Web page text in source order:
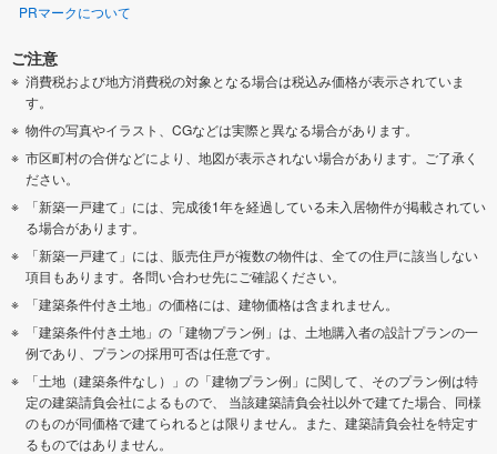
PRマークについて
ご注意
消費税および地方消費税の対象となる場合は税込み価格が表示されていま
す。
物件の写真やイラスト、CGなどは実際と異なる場合があります。
市区町村の合併などにより、地図が表示されない場合があります。ご了承く
ださい。
「新築一戸建て」には、完成後1年を経過している未入居物件が掲載されてい
る場合があります。
「新築一戸建て」には、販売住戸が複数の物件は、全ての住戸に該当しない
項目もあります。各問い合わせ先にご確認ください。
「建築条件付き土地」の価格には、建物価格は含まれません。
「建築条件付き土地」の「建物プラン例」は、土地購入者の設計プランの一
例であり、プランの採用可否は任意です。
「土地（建築条件なし）」の「建物プラン例」に関して、そのプラン例は特
定の建築請負会社によるもので、 当該建築請負会社以外で建てた場合、同様
のものが同価格で建てられるとは限りません。また、建築請負会社を特定す
るものではありません。